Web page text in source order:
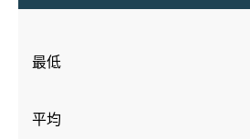
最低
平均